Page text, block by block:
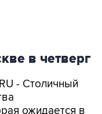
в четверг
- Столичный
ожидается в